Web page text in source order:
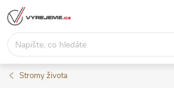
Přejít
na
obsah
Stromy života